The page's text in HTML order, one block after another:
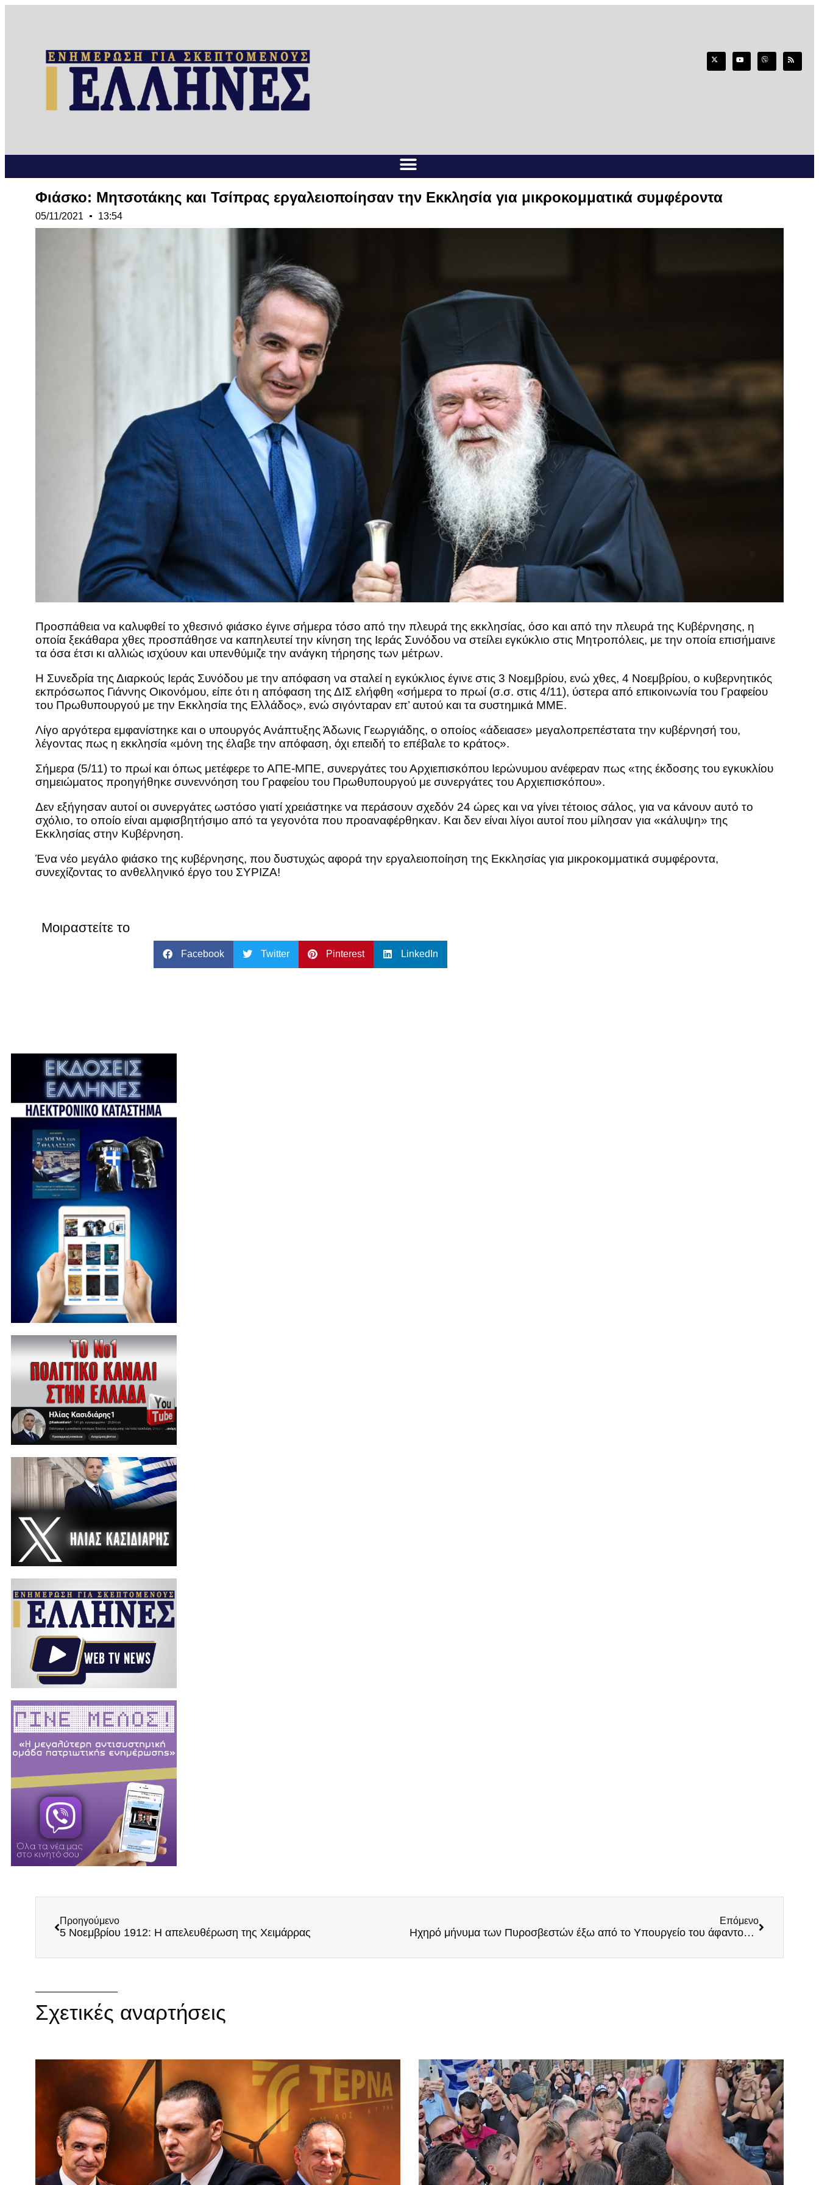
Φιάσκο: Μητσοτάκης και Τσίπρας εργαλειοποίησαν την Εκκλησία για μικροκομματικά συμφέροντα
05/11/2021 13:54
Προσπάθεια να καλυφθεί το χθεσινό φιάσκο έγινε σήμερα τόσο από την πλευρά της εκκλησίας, όσο και από την πλευρά της Κυβέρνησης, η
οποία ξεκάθαρα χθες προσπάθησε να καπηλευτεί την κίνηση της Ιεράς Συνόδου να στείλει εγκύκλιο στις Μητροπόλεις, με την οποία επισήμαινε
τα όσα έτσι κι αλλιώς ισχύουν και υπενθύμιζε την ανάγκη τήρησης των μέτρων.
Η Συνεδρία της Διαρκούς Ιεράς Συνόδου με την απόφαση να σταλεί η εγκύκλιος έγινε στις 3 Νοεμβρίου, ενώ χθες, 4 Νοεμβρίου, ο κυβερνητικός
εκπρόσωπος Γιάννης Οικονόμου, είπε ότι η απόφαση της ΔΙΣ ελήφθη «σήμερα το πρωί (σ.σ. στις 4/11), ύστερα από επικοινωνία του Γραφείου
του Πρωθυπουργού με την Εκκλησία της Ελλάδος», ενώ σιγόνταραν επ’ αυτού και τα συστημικά ΜΜΕ.
Λίγο αργότερα εμφανίστηκε και ο υπουργός Ανάπτυξης Άδωνις Γεωργιάδης, ο οποίος «άδειασε» μεγαλοπρεπέστατα την κυβέρνησή του,
λέγοντας πως η εκκλησία «μόνη της έλαβε την απόφαση, όχι επειδή το επέβαλε το κράτος».
Σήμερα (5/11) το πρωί και όπως μετέφερε το ΑΠΕ-ΜΠΕ, συνεργάτες του Αρχιεπισκόπου Ιερώνυμου ανέφεραν πως «της έκδοσης του εγκυκλίου
σημειώματος προηγήθηκε συνεννόηση του Γραφείου του Πρωθυπουργού με συνεργάτες του Αρχιεπισκόπου».
Δεν εξήγησαν αυτοί οι συνεργάτες ωστόσο γιατί χρειάστηκε να περάσουν σχεδόν 24 ώρες και να γίνει τέτοιος σάλος, για να κάνουν αυτό το
σχόλιο, το οποίο είναι αμφισβητήσιμο από τα γεγονότα που προαναφέρθηκαν. Και δεν είναι λίγοι αυτοί που μίλησαν για «κάλυψη» της
Εκκλησίας στην Κυβέρνηση.
Ένα νέο μεγάλο φιάσκο της κυβέρνησης, που δυστυχώς αφορά την εργαλειοποίηση της Εκκλησίας για μικροκομματικά συμφέροντα,
συνεχίζοντας το ανθελληνικό έργο του ΣΥΡΙΖΑ!
Μοιραστείτε το
Facebook Twitter Pinterest LinkedIn
Προηγούμενο
5 Νοεμβρίου 1912: Η απελευθέρωση της Χειμάρρας
Επόμενο
Ηχηρό μήνυμα των Πυροσβεστών έξω από το Υπουργείο του άφαντου Στυλιανίδη
Σχετικές αναρτήσεις